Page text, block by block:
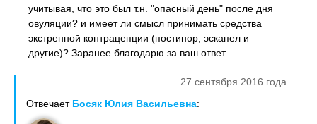
учитывая, что это был т.н. "опасный день" после дня
овуляции? и имеет ли смысл принимать средства
экстренной контрацепции (постинор, эскапел и
другие)? Заранее благодарю за ваш ответ.
27 сентября 2016 года
Отвечает Босяк Юлия Васильевна: